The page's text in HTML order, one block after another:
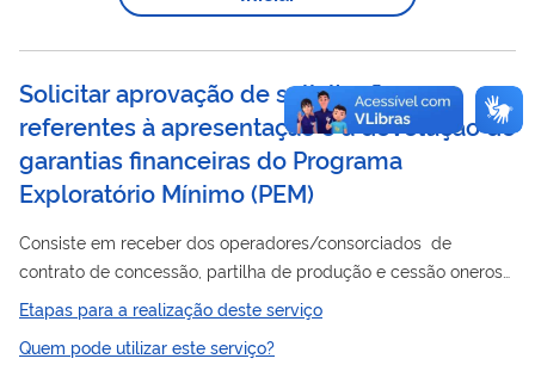
Solicitar aprovação de solicitações
referentes à apresentação e à devolução de
garantias financeiras do Programa
Exploratório Mínimo (PEM)
Consiste em receber dos operadores/consorciados de
contrato de concessão, partilha de produção e cessão onerosa
as garantias financeiras referentes ao compromisso assumido
para o PEM e realizar seu gerenciamento até o cumprimento
desse compromisso. Inexistindo pendências, a ANP emitirá o
Etapas para a realização deste serviço
Quem pode utilizar este serviço?